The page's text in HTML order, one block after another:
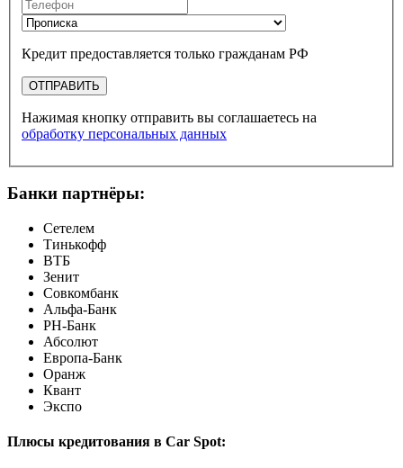
Кредит предоставляется только гражданам РФ
ОТПРАВИТЬ
Нажимая кнопку отправить вы соглашаетесь на
обработку персональных данных
Банки партнёры:
Сетелем
Тинькофф
ВТБ
Зенит
Совкомбанк
Альфа-Банк
РН-Банк
Абсолют
Европа-Банк
Оранж
Квант
Экспо
Плюсы кредитования в Car Spot: